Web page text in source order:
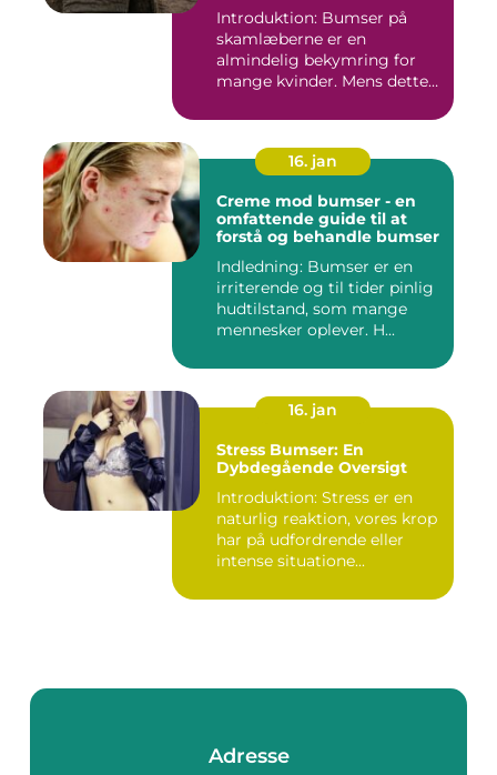
Introduktion: Bumser på
skamlæberne er en
almindelig bekymring for
mange kvinder. Mens dette
16. jan
Creme mod bumser - en
omfattende guide til at
forstå og behandle bumser
Indledning: Bumser er en
irriterende og til tider pinlig
hudtilstand, som mange
mennesker oplever. H...
16. jan
Stress Bumser: En
Dybdegående Oversigt
Introduktion: Stress er en
naturlig reaktion, vores krop
har på udfordrende eller
intense situatione...
Adresse